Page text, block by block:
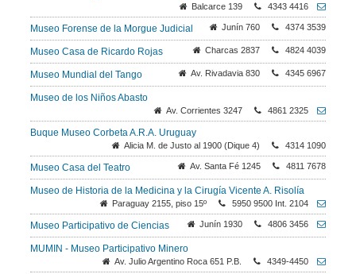
Balcarce 139 4343 4416
Museo Forense de la Morgue Judicial Junín 760 4374 3539
Museo Casa de Ricardo Rojas Charcas 2837 4824 4039
Museo Mundial del Tango Av. Rivadavia 830 4345 6967
Museo de los Niños Abasto
Av. Corrientes 3247 4861 2325
Buque Museo Corbeta A.R.A. Uruguay
Alicia M. de Justo al 1900 (Dique 4) 4314 1090
Museo Casa del Teatro Av. Santa Fé 1245 4811 7678
Museo de Historia de la Medicina y la Cirugía Vicente A. Risolía
Paraguay 2155, piso 15º 5950 9500 Int. 2104
Museo Participativo de Ciencias Junín 1930 4806 3456
MUMIN - Museo Participativo Minero
Av. Julio Argentino Roca 651 P.B. 4349-4450